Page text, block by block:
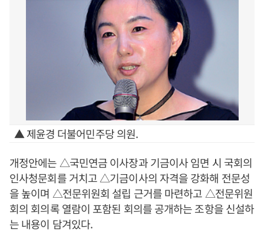
▲ 제윤경 더불어민주당 의원.
개정안에는 △국민연금 이사장과 기금이사 임면 시 국회의
인사청문회를 거치고 △기금이사의 자격을 강화해 전문성
을 높이며 △전문위원회 설립 근거를 마련하고 △전문위원
회의 회의록 열람이 포함된 회의를 공개하는 조항을 신설하
는 내용이 담겨있다.